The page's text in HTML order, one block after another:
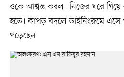
ওকে আশ্বস্ত করল। নিজের ঘরে
হতে। কাপড় বদলে ডাইনিংরুমে এসে
পড়েছেন।